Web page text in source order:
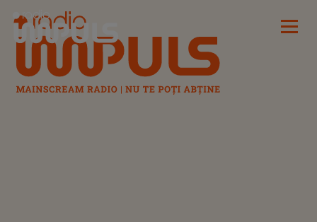
Radio Impuls